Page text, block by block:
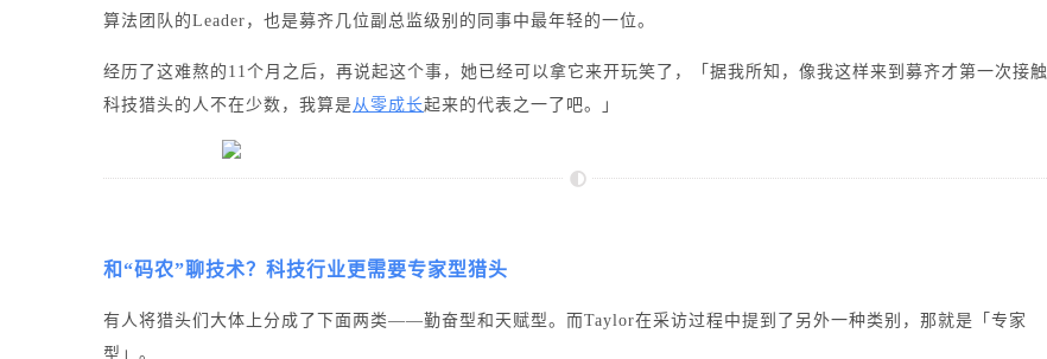
算法团队的Leader，也是募齐几位副总监级别的同事中最年轻的一位。
经历了这难熬的11个月之后，再说起这个事，她已经可以拿它来开玩笑了，「据我所知，像我这样来到募齐才第一次接触
科技猎头的人不在少数，我算是从零成长起来的代表之一了吧。」
和“码农”聊技术？ 科技行业更需要专家型猎头
有人将猎头们大体上分成了下面两类——勤奋型和天赋型。 而Taylor在采访过程中提到了另外一种类别，那就是「专家
型」。